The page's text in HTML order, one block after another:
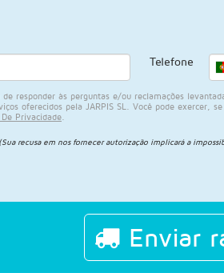
Telefone
responder às perguntas e/ou reclamações
oferecidos pela JARPIS SL. Você pode exercer,
Privacidade
(Sua recusa em nos fornecer autorização implicará a
Enviar